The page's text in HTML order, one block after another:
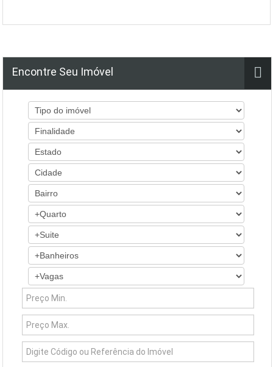
Encontre Seu Imóvel